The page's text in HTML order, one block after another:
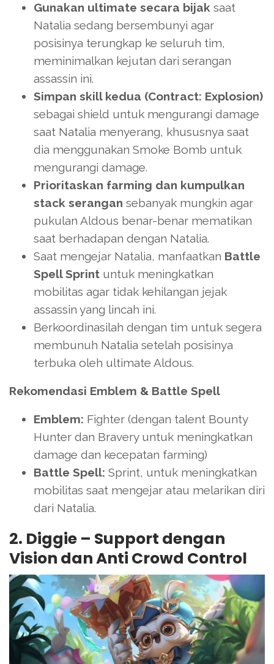
Gunakan ultimate secara bijak saat
Natalia sedang bersembunyi agar
posisinya terungkap ke seluruh tim,
meminimalkan kejutan dari serangan
assassin ini.
Simpan skill kedua (Contract: Explosion)
sebagai shield untuk mengurangi damage
saat Natalia menyerang, khususnya saat
dia menggunakan Smoke Bomb untuk
mengurangi damage.
Prioritaskan farming dan kumpulkan
stack serangan sebanyak mungkin agar
pukulan Aldous benar-benar mematikan
saat berhadapan dengan Natalia.
Saat mengejar Natalia, manfaatkan Battle
Spell Sprint untuk meningkatkan
mobilitas agar tidak kehilangan jejak
assassin yang lincah ini.
Berkoordinasilah dengan tim untuk segera
membunuh Natalia setelah posisinya
terbuka oleh ultimate Aldous.
Rekomendasi Emblem & Battle Spell
Emblem: Fighter (dengan talent Bounty
Hunter dan Bravery untuk meningkatkan
damage dan kecepatan farming)
Battle Spell: Sprint, untuk meningkatkan
mobilitas saat mengejar atau melarikan diri
dari Natalia.
2. Diggie – Support dengan
Vision dan Anti Crowd Control